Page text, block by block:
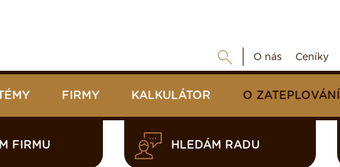
O nás Ceníky
FIRMY KALKULÁTOR O ZATEPLOVÁNÍ
FIRMU HLEDÁM RADU